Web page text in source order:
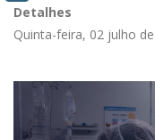
Detalhes
Quinta-feira, 02 julho